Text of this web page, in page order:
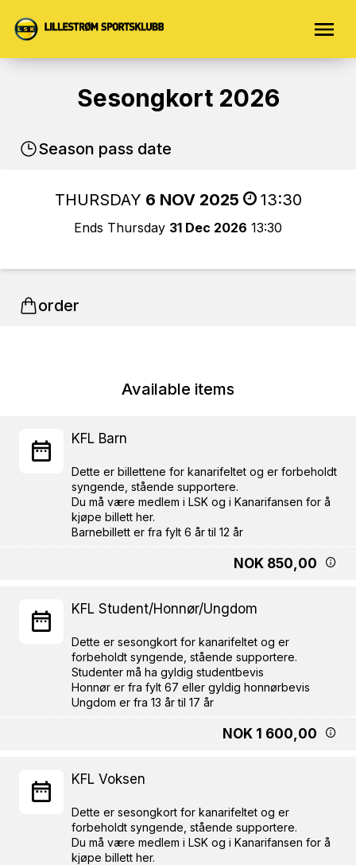
Sesongkort 2026
Season pass date
THURSDAY 6 NOV 2025 13:30
Ends Thursday 31 Dec 2026 13:30
order
Available items
KFL Barn
Dette er billettene for kanarifeltet og er forbeholdt
syngende, stående supportere.
Du må være medlem i LSK og i Kanarifansen for å
kjøpe billett her.
NOK 850,00
KFL Student/Honnør/Ungdom
Dette er sesongkort for kanarifeltet og er
forbeholdt syngende, stående supportere.
Studenter må ha gyldig studentbevis
Honnør er fra fylt 67 eller gyldig honnørbevis
NOK 1 600,00
KFL Voksen
Dette er sesongkort for kanarifeltet og er
forbeholdt syngende, stående supportere.
Du må være medlem i LSK og i Kanarifansen for å
kjøpe billett her.